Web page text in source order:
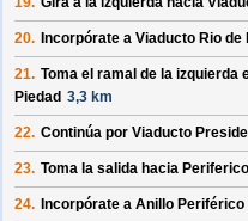
20. Incorpórate a Viaducto Rio de
21. Toma el ramal de la izquierda
Piedad 3,3 km
22. Continúa por Viaducto
23. Toma la salida hacia
24. Incorpórate a Anillo Periférico